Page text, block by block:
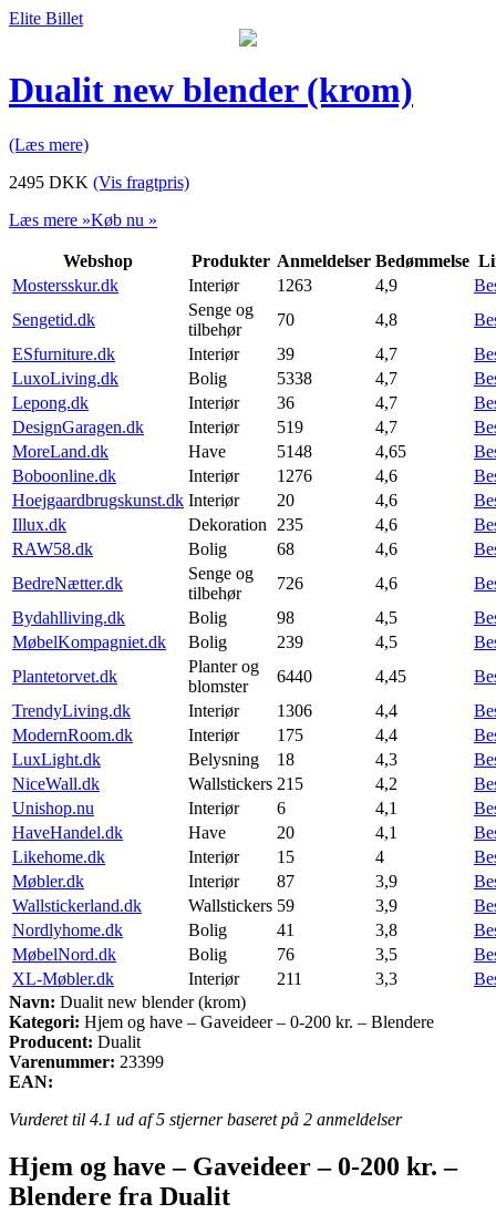
Elite Billet
Dualit new blender (krom)
(Læs mere)
2495 DKK (Vis fragtpris)
Læs mere »Køb nu »
Webshop Produkter Anmeldelser Bedømmelse
Mostersskur.dk
Interiør 1263 4,9
Sengetid.dk
Senge og
tilbehør
70 4,8
ESfurniture.dk
Interiør 39 4,7
LuxoLiving.dk
Bolig 5338 4,7
Lepong.dk
Interiør 36 4,7
DesignGaragen.dk
Interiør 519 4,7
MoreLand.dk
Have 5148 4,65
Boboonline.dk
Interiør 1276 4,6
Hoejgaardbrugskunst.dk Interiør 20 4,6
Illux.dk
Dekoration 235 4,6
RAW58.dk
Bolig 68 4,6
BedreNætter.dk
Senge og
tilbehør
726 4,6
Bydahlliving.dk
Bolig 98 4,5
MøbelKompagniet.dk
Bolig 239 4,5
Plantetorvet.dk
Planter og
blomster
6440 4,45
TrendyLiving.dk
Interiør 1306 4,4
ModernRoom.dk
Interiør 175 4,4
LuxLight.dk
Belysning 18 4,3
NiceWall.dk
Wallstickers 215 4,2
Unishop.nu
Interiør 6 4,1
HaveHandel.dk
Have 20 4,1
Likehome.dk
Interiør 15 4
Møbler.dk
Interiør 87 3,9
Wallstickerland.dk
Wallstickers 59 3,9
Nordlyhome.dk
Bolig 41 3,8
MøbelNord.dk
Bolig 76 3,5
XL-Møbler.dk
Interiør 211 3,3
Navn: Dualit new blender (krom)
Kategori: Hjem og have – Gaveideer – 0-200 kr. – Blendere
Producent: Dualit
Varenummer: 23399
EAN:
Vurderet til 4.1 ud af 5 stjerner baseret på 2 anmeldelser
Hjem og have – Gaveideer – 0-200 kr. –
Blendere fra Dualit